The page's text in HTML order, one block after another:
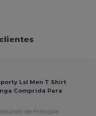
Lsl Men T Shirt
Comprida Para
de Français